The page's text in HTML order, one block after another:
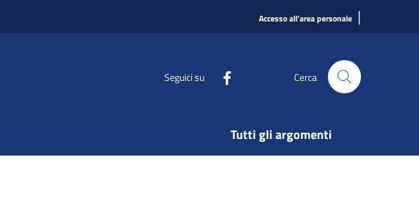
Accesso all'area personale |
Seguici su Cerca
Tutti gli argomenti